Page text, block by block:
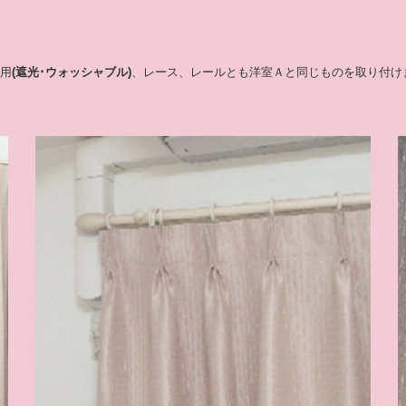
(遮光･ウォッシャブル) 、レース、レールとも洋室Ａと同じものを取り付